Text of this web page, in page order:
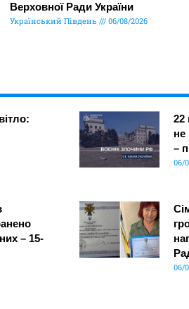
Верховної Ради України
Український Південь 06/08/2026
22
не
–
06/
– 15-
06/